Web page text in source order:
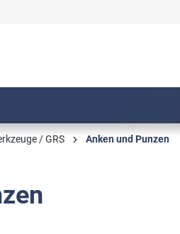
/ GRS Anken und Punzen